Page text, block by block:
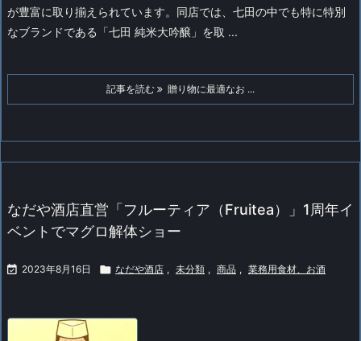
が豊富に取り揃えられています。 同店では、七田の中でも特に特別
なブランドである「七田 純米大吟醸」を取 ...
記事を読む 贈り物に最適なお ...
なだや酒店直営「フルーティア（Fruitea）」1周年イ
ベントでマグロ解体ショー
 2023年8月16日  なだや酒店 , 未分類 , 商品 , 業務用食材、お酒